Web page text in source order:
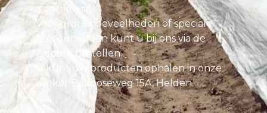
assortiment.
Voor grote hoeveelheden of speciale
gelegenheden kunt u bij ons via de
website bestellen.
U kunt uw producten ophalen in onze
winkel: Baarloseweg 15A, Helden.